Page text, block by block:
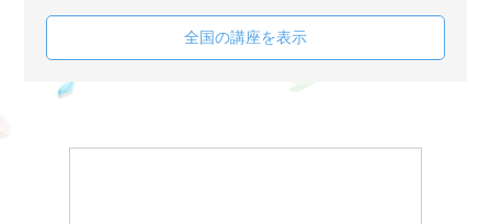
全国の講座を表示